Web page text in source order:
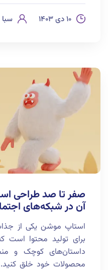
۱۰ دی ۱۴۰۳ سبا
صفر تا صد طراحی
آن در شبکه‌های
استاپ موشن یکی از
برای تولید محتوا است
داستان‌های کوچک و
محصولات خود خلق